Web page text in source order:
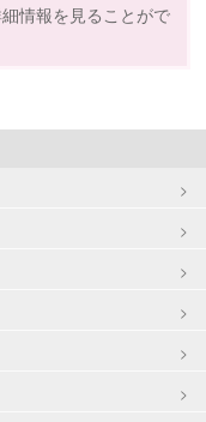
情報を見ることがで